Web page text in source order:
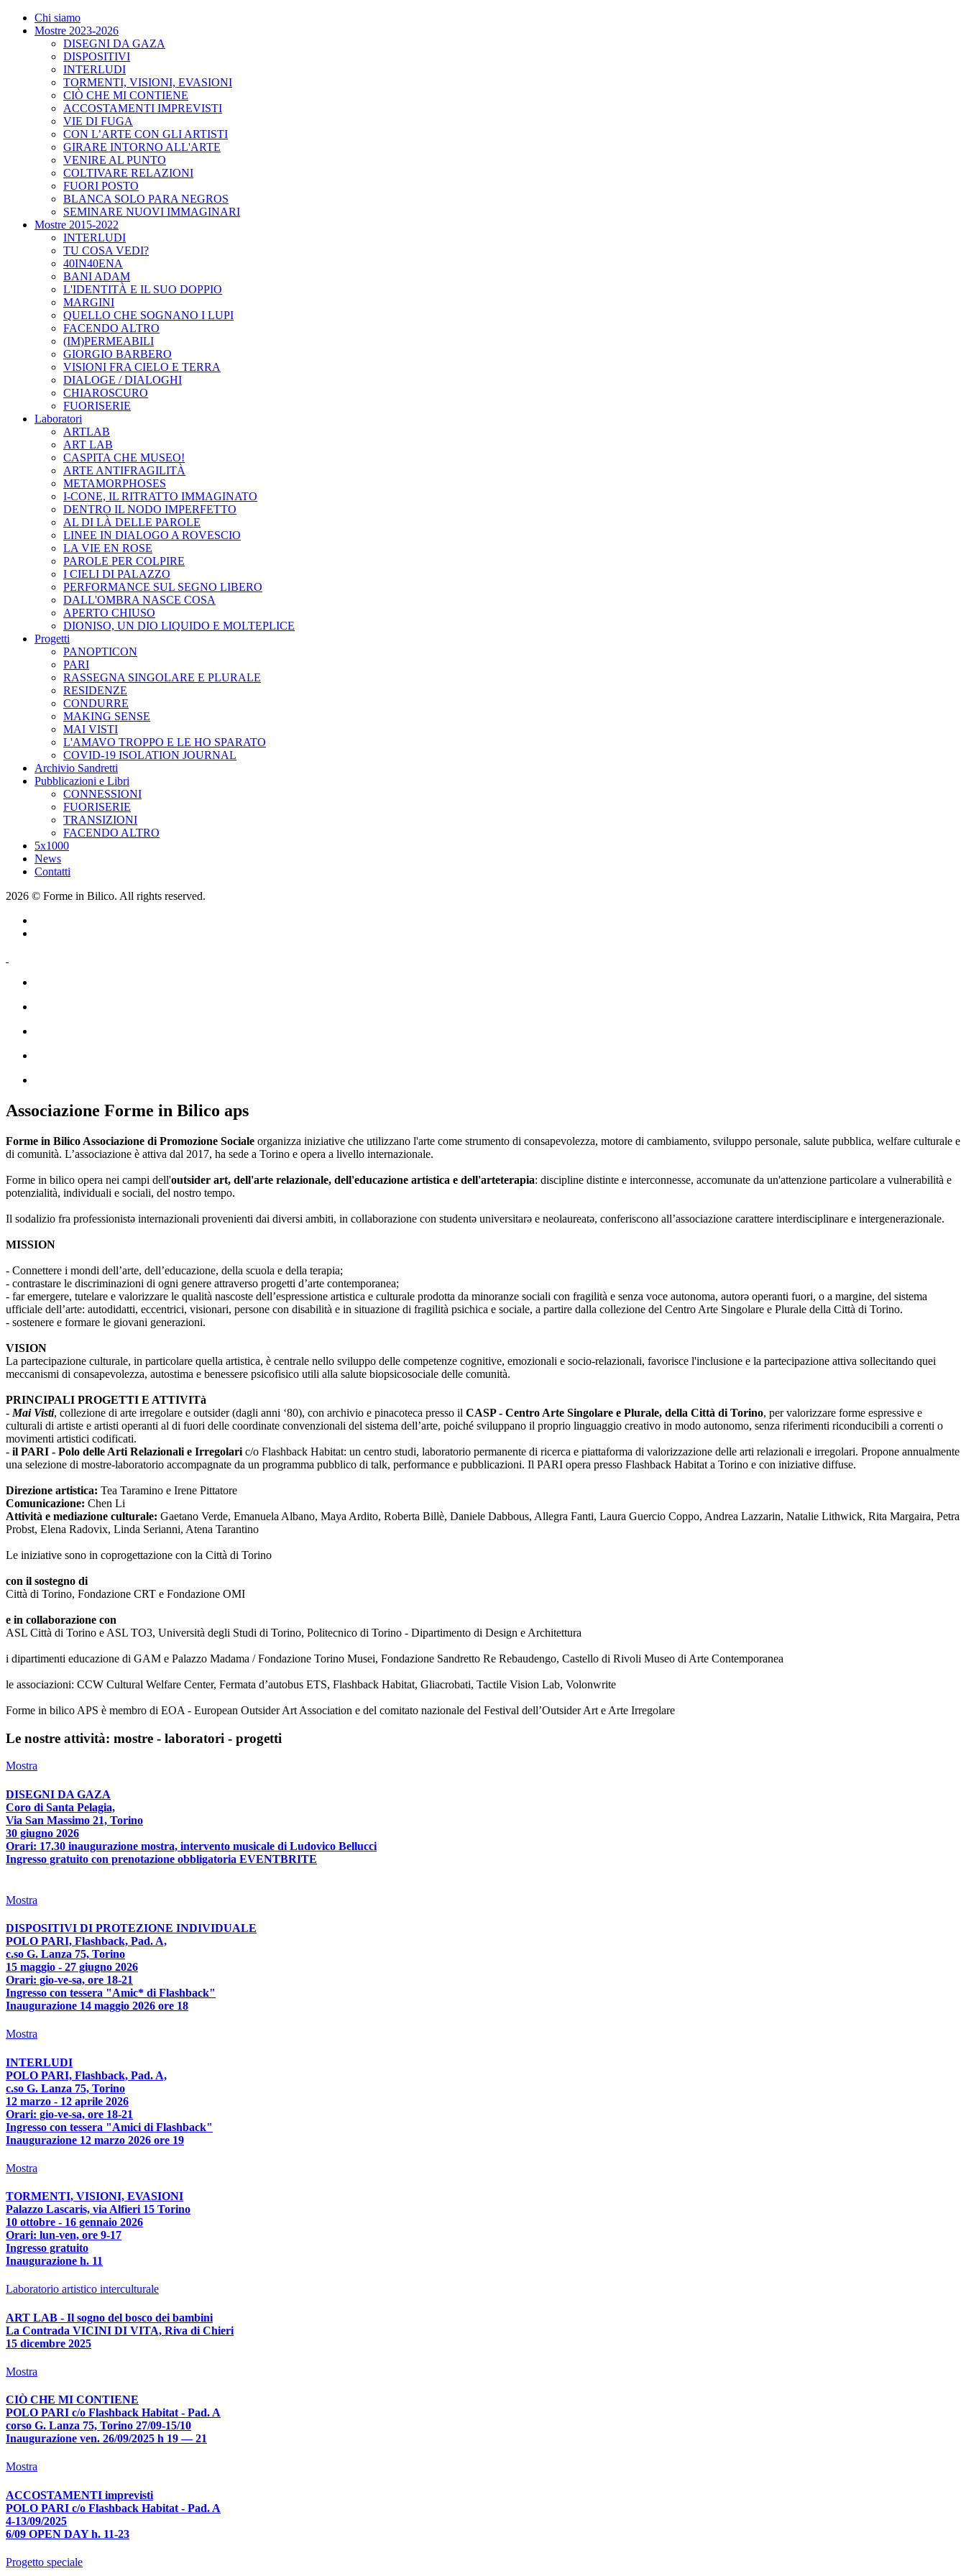
Chi siamo
Mostre 2023-2026
DISEGNI DA GAZA
DISPOSITIVI
INTERLUDI
TORMENTI, VISIONI, EVASIONI
CIÒ CHE MI CONTIENE
ACCOSTAMENTI IMPREVISTI
VIE DI FUGA
CON L’ARTE CON GLI ARTISTI
GIRARE INTORNO ALL'ARTE
VENIRE AL PUNTO
COLTIVARE RELAZIONI
FUORI POSTO
BLANCA SOLO PARA NEGROS
SEMINARE NUOVI IMMAGINARI
Mostre 2015-2022
INTERLUDI
TU COSA VEDI?
40IN40ENA
BANI ADAM
L'IDENTITÀ E IL SUO DOPPIO
MARGINI
QUELLO CHE SOGNANO I LUPI
FACENDO ALTRO
(IM)PERMEABILI
GIORGIO BARBERO
VISIONI FRA CIELO E TERRA
DIALOGE / DIALOGHI
CHIAROSCURO
FUORISERIE
Laboratori
ARTLAB
ART LAB
CASPITA CHE MUSEO!
ARTE ANTIFRAGILITÀ
METAMORPHOSES
I-CONE, IL RITRATTO IMMAGINATO
DENTRO IL NODO IMPERFETTO
AL DI LÀ DELLE PAROLE
LINEE IN DIALOGO A ROVESCIO
LA VIE EN ROSE
PAROLE PER COLPIRE
I CIELI DI PALAZZO
PERFORMANCE SUL SEGNO LIBERO
DALL'OMBRA NASCE COSA
APERTO CHIUSO
DIONISO, UN DIO LIQUIDO E MOLTEPLICE
Progetti
PANOPTICON
PARI
RASSEGNA SINGOLARE E PLURALE
RESIDENZE
CONDURRE
MAKING SENSE
MAI VISTI
L'AMAVO TROPPO E LE HO SPARATO
COVID-19 ISOLATION JOURNAL
Archivio Sandretti
Pubblicazioni e Libri
CONNESSIONI
FUORISERIE
TRANSIZIONI
FACENDO ALTRO
5x1000
News
Contatti
2026 © Forme in Bilico. All rights reserved.
Associazione Forme in Bilico aps
Forme in Bilico Associazione di Promozione Sociale organizza iniziative che utilizzano l'arte come strumento di consapevolezza, motore di cambiamento, sviluppo personale, salute pubblica, welfare culturale e
di comunità. L’associazione è attiva dal 2017, ha sede a Torino e opera a livello internazionale.
Forme in bilico opera nei campi dell'outsider art, dell'arte relazionale, dell'educazione artistica e dell'arteterapia: discipline distinte e interconnesse, accomunate da un'attenzione particolare a vulnerabilità e
potenzialità, individuali e sociali, del nostro tempo.
Il sodalizio fra professionistə internazionali provenienti dai diversi ambiti, in collaborazione con studentə universitarə e neolaureatə, conferiscono all’associazione carattere interdisciplinare e intergenerazionale.
MISSION
- Connettere i mondi dell’arte, dell’educazione, della scuola e della terapia;
- contrastare le discriminazioni di ogni genere attraverso progetti d’arte contemporanea;
- far emergere, tutelare e valorizzare le qualità nascoste dell’espressione artistica e culturale prodotta da minoranze sociali con fragilità e senza voce autonoma, autorə operanti fuori, o a margine, del sistema
ufficiale dell’arte: autodidatti, eccentrici, visionari, persone con disabilità e in situazione di fragilità psichica e sociale, a partire dalla collezione del Centro Arte Singolare e Plurale della Città di Torino.
- sostenere e formare le giovani generazioni.
VISION
La partecipazione culturale, in particolare quella artistica, è centrale nello sviluppo delle competenze cognitive, emozionali e socio-relazionali, favorisce l'inclusione e la partecipazione attiva sollecitando quei
meccanismi di consapevolezza, autostima e benessere psicofisico utili alla salute biopsicosociale delle comunità.
PRINCIPALI PROGETTI E ATTIVITà
- Mai Visti, collezione di arte irregolare e outsider (dagli anni ‘80), con archivio e pinacoteca presso il CASP - Centro Arte Singolare e Plurale, della Città di Torino, per valorizzare forme espressive e
culturali di artiste e artisti operanti al di fuori delle coordinate convenzionali del sistema dell’arte, poiché sviluppano il proprio linguaggio creativo in modo autonomo, senza riferimenti riconducibili a correnti o
movimenti artistici codificati.
- il PARI - Polo delle Arti Relazionali e Irregolari c/o Flashback Habitat: un centro studi, laboratorio permanente di ricerca e piattaforma di valorizzazione delle arti relazionali e irregolari. Propone annualmente
una selezione di mostre-laboratorio accompagnate da un programma pubblico di talk, performance e pubblicazioni. Il PARI opera presso Flashback Habitat a Torino e con iniziative diffuse.
Direzione artistica: Tea Taramino e Irene Pittatore
Comunicazione: Chen Li
Attività e mediazione culturale: Gaetano Verde, Emanuela Albano, Maya Ardito, Roberta Billè, Daniele Dabbous, Allegra Fanti, Laura Guercio Coppo, Andrea Lazzarin, Natalie Lithwick, Rita Margaira, Petra
Probst, Elena Radovix, Linda Serianni, Atena Tarantino
Le iniziative sono in coprogettazione con la Città di Torino
con il sostegno di
Città di Torino, Fondazione CRT e Fondazione OMI
e in collaborazione con
ASL Città di Torino e ASL TO3, Università degli Studi di Torino, Politecnico di Torino - Dipartimento di Design e Architettura
i dipartimenti educazione di GAM e Palazzo Madama / Fondazione Torino Musei, Fondazione Sandretto Re Rebaudengo, Castello di Rivoli Museo di Arte Contemporanea
le associazioni: CCW Cultural Welfare Center, Fermata d’autobus ETS, Flashback Habitat, Gliacrobati, Tactile Vision Lab, Volonwrite
Forme in bilico APS è membro di EOA - European Outsider Art Association e del comitato nazionale del Festival dell’Outsider Art e Arte Irregolare
Le nostre attività: mostre - laboratori - progetti
Mostra
DISEGNI DA GAZA
Coro di Santa Pelagia,
Via San Massimo 21, Torino
30 giugno 2026
Orari: 17.30 inaugurazione mostra, intervento musicale di Ludovico Bellucci
Ingresso gratuito con prenotazione obbligatoria EVENTBRITE
Mostra
DISPOSITIVI DI PROTEZIONE INDIVIDUALE
POLO PARI, Flashback, Pad. A,
c.so G. Lanza 75, Torino
15 maggio - 27 giugno 2026
Orari: gio-ve-sa, ore 18-21
Ingresso con tessera "Amic* di Flashback"
Inaugurazione 14 maggio 2026 ore 18
Mostra
INTERLUDI
POLO PARI, Flashback, Pad. A,
c.so G. Lanza 75, Torino
12 marzo - 12 aprile 2026
Orari: gio-ve-sa, ore 18-21
Ingresso con tessera "Amici di Flashback"
Inaugurazione 12 marzo 2026 ore 19
Mostra
TORMENTI, VISIONI, EVASIONI
Palazzo Lascaris, via Alfieri 15 Torino
10 ottobre - 16 gennaio 2026
Orari: lun-ven, ore 9-17
Ingresso gratuito
Inaugurazione h. 11
Laboratorio artistico interculturale
ART LAB - Il sogno del bosco dei bambini
La Contrada VICINI DI VITA, Riva di Chieri
15 dicembre 2025
Mostra
CIÒ CHE MI CONTIENE
POLO PARI c/o Flashback Habitat - Pad. A
corso G. Lanza 75, Torino 27/09-15/10
Inaugurazione ven. 26/09/2025 h 19 — 21
Mostra
ACCOSTAMENTI imprevisti
POLO PARI c/o Flashback Habitat - Pad. A
4-13/09/2025
6/09 OPEN DAY h. 11-23
Progetto speciale